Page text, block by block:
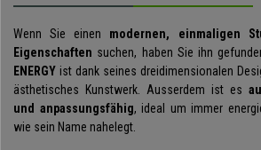
Wenn Sie einen modernen, einmaligen
Eigenschaften suchen, haben Sie ihn
ENERGY ist dank seines dreidimensionalen
ästhetisches Kunstwerk. Ausserdem ist es
und anpassungsfähig, ideal um immer
wie sein Name nahelegt.